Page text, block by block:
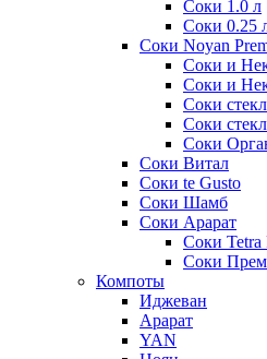
Соки 1.0 л
Соки 0.25
Соки Noyan
Соки и
Соки и
Соки
Соки
Соки
Соки Витал
Соки te Gusto
Соки Шамб
Соки Арарат
Соки Tetra
Соки
Компоты
Иджеван
Арарат
YAN